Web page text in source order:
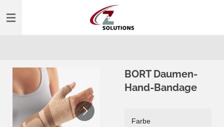
Hauptinhalt
BORT Daumen-
Hand-Bandage
Farbe